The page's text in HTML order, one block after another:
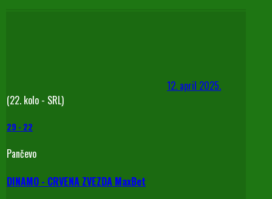
12. april 2025.
(22. kolo - SRL)
29 - 22
Pančevo
DINAMO - CRVENA ZVEZDA MaxBet